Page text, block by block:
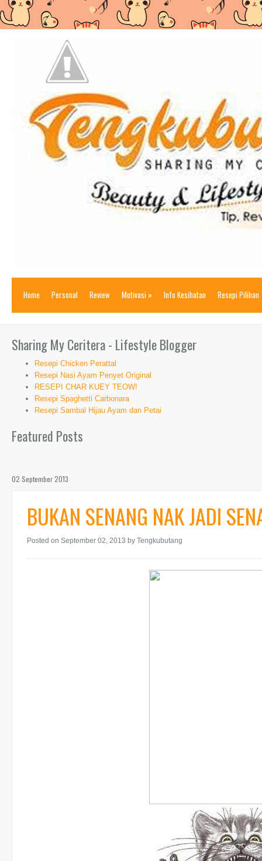
Home Personal Review Motivasi » Info Kesihatan Resepi Pilihan
Sharing My Ceritera - Lifestyle Blogger
Resepi Chicken Perattal
Resepi Nasi Ayam Penyet Original
RESEPI CHAR KUEY TEOW!
Resepi Spaghetti Carbonara
Resepi Sambal Hijau Ayam dan Petai
Featured Posts
02 September 2013
BUKAN SENANG NAK JADI
Posted on September 02, 2013 by Tengkubutang